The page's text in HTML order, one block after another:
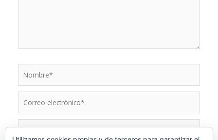
electrónico*